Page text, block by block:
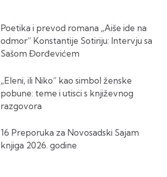
Poetika i prevod romana „Aiše ide na
odmor“ Konstantije Sotiriju: Intervju sa
Sašom Đorđevićem
„Eleni, ili Niko“ kao simbol ženske
pobune: teme i utisci s književnog
razgovora
16 Preporuka za Novosadski Sajam
knjiga 2026. godine